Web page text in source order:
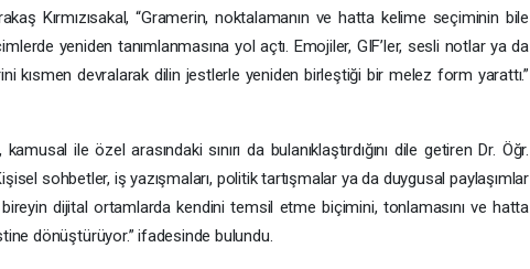
Kırmızısakal, “Gramerin, noktalamanın ve hatta kelime seçiminin bile
yeniden tanımlanmasına yol açtı. Emojiler, GIF’ler, sesli notlar ya da
kısmen devralarak dilin jestlerle yeniden birleştiği bir melez form yarattı.”
ile özel arasındaki sınırı da bulanıklaştırdığını dile getiren Dr. Öğr.
sohbetler, iş yazışmaları, politik tartışmalar ya da duygusal paylaşımlar
dijital ortamlarda kendini temsil etme biçimini, tonlamasını ve hatta
dönüştürüyor.” ifadesinde bulundu.